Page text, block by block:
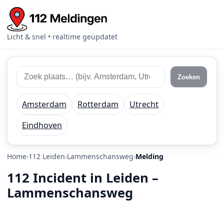
Licht & snel • realtime geüpdatet
Zoek 112 meldingen
Zoek plaats of regio Zoeken
Amsterdam Rotterdam
Utrecht
Eindhoven
Home 112 Leiden Lammenschansweg Melding
112 Incident in Leiden –
Lammenschansweg